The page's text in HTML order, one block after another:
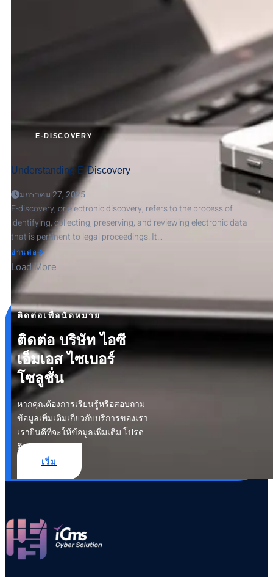
E-DISCOVERY
Understanding E-Discovery
มกราคม 27, 2025
E-discovery, or electronic discovery, refers to the process of
identifying, collecting, preserving, and reviewing electronic data
that is pertinent to legal proceedings. It…
อ่านต่อ
ABOUT
UNDERSTANDING
DISCOVERY
Load More
ติดต่อเพื่อนัดหมาย
ติดต่อ บริษัท ไอซี
เอ็มเอส ไซเบอร์
โซลูชั่น
หากคุณต้องการเรียนรู้หรือสอบถาม
ข้อมูลเพิ่มเติมเกี่ยวกับบริการของเรา
เรายินดีที่จะให้ข้อมูลเพิ่มเติม โปรด
ติดต่อเรา
เริ่ม